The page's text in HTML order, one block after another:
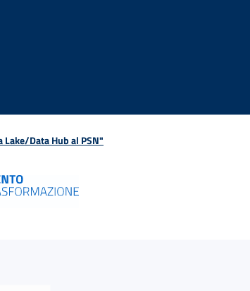
Data Hub al PSN"